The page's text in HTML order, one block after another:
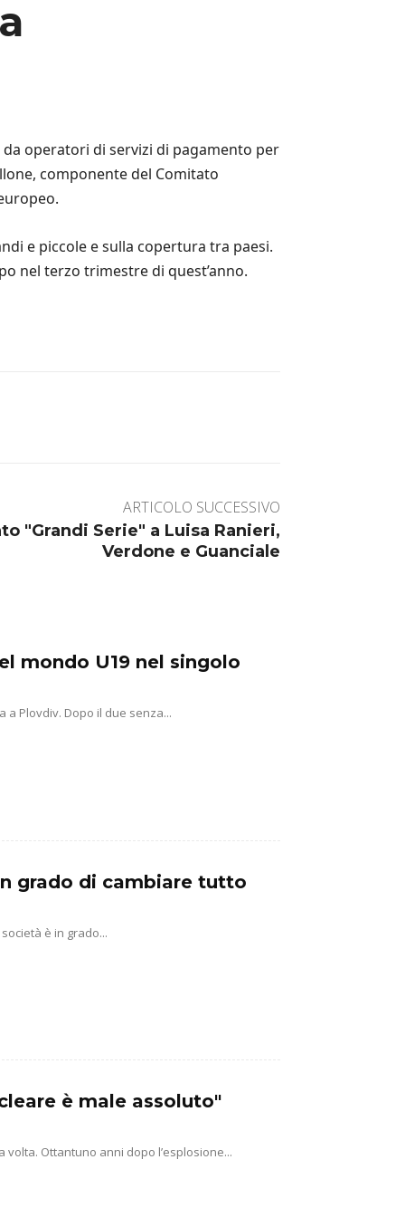
da operatori di servizi di pagamento per
componente del Comitato
e piccole e sulla copertura tra paesi.
nel terzo trimestre di quest’anno.
ARTICOLO SUCCESSIVO
"Grandi Serie" a Luisa Ranieri,
Verdone e Guanciale
mondo U19 nel singolo
a Plovdiv. Dopo il due senza...
grado di cambiare tutto
è in grado...
è male assoluto"
volta. Ottantuno anni dopo l’esplosione...